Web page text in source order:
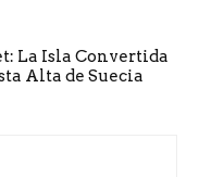
La Isla Convertida
Alta de Suecia